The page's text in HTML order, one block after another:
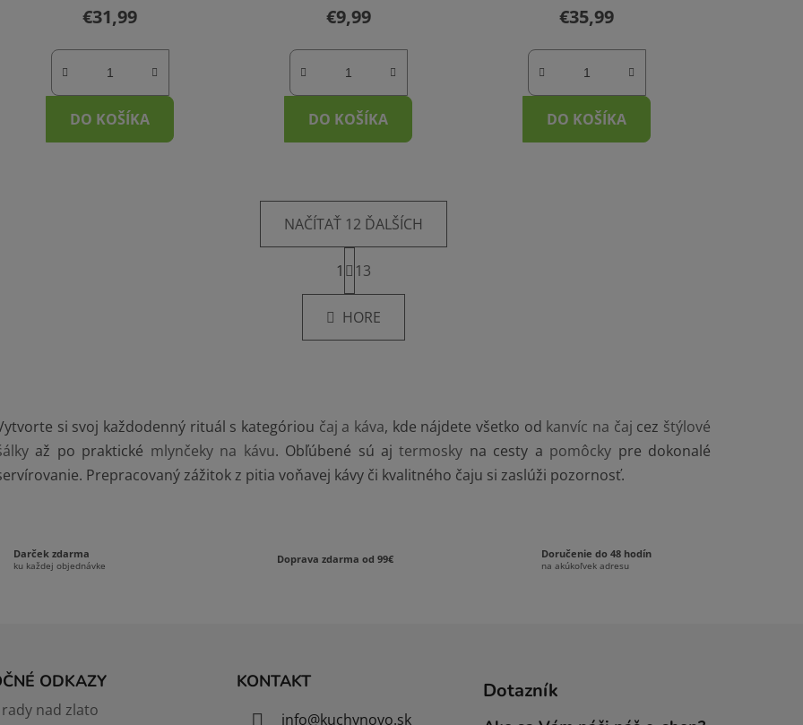
€31,99
DO KOŠÍKA
€9,99
DO KOŠÍKA
€35,99
DO KOŠÍKA
O
v
l
á
i
e
p
r
v
NAČÍTAŤ 12 ĎALŠÍCH
S
t
r
n
k
i
1 13
HORE
si svoj každodenný rituál s kategóriou čaj a káva, kde nájdete všetko od kanvíc na čaj cez štýlové
až po praktické mlynčeky na kávu. Obľúbené sú ajtermosky na cesty a pomôcky pre dokonalé
Prepracovaný zážitok z pitia voňavej kávy či kvalitného čaju si zaslúži pozornosť.
Darček zdarma
ku každej objednávke Doprava zdarma od 99€ Doručenie do 48 hodín
na akúkoľvek adresu
ODKAZY
nad zlato
KONTAKT
info@kuchynovo.sk
Dotazník